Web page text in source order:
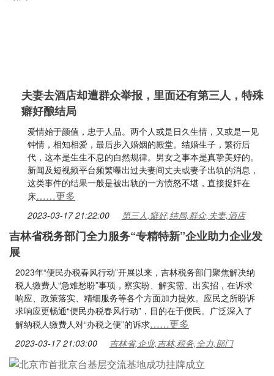
夫妻去酒店却遭群众举报，里面还有第三人，特殊
癖好酿结局
爱情始于颜值，忠于人品。两个人或是日久生情，又或是一见
钟情，相知相爱，最后步入婚姻的殿堂。结婚生子，繁衍后
代，这本是生生不息的自然规律。男女之事本是真挚美好的。
新闻及短视频平台频繁曝出过夫妻间丈夫或妻子出轨的消息，
这类事件的结果一般是被出轨的一方愤怒不堪，直接捉奸在
床……更多
2023-03-17 21:22:00 第三人,癖好,结局,群众,夫妻,酒店
吉林省税务部门全力服务“专精特新”企业助力企业发
展
2023年“便民办税春风行动”开展以来，吉林税务部门聚焦解决纳
税人缴费人“急难愁盼”事项，察实盼、解实需、出实招，在诉求
响应、政策落实、精细服务等各个方面加力提效。应民之所盼诉
求响应更畅通“便民办税春风行动”，目的在于便民。广泛深入了
解纳税人缴费人对“办税之便”的诉求……更多
2023-03-17 21:03:00 吉林省,企业,吉林,税务,全力,部门